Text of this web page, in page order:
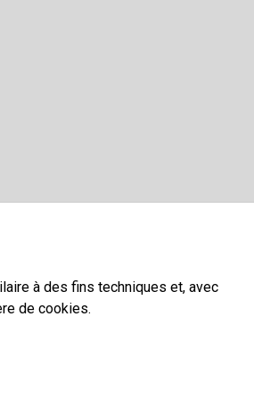
à des fins techniques et, avec
de cookies.